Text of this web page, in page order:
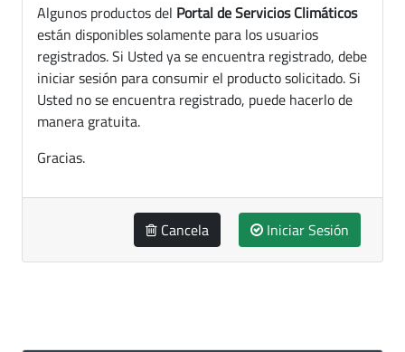
Algunos productos del Portal de Servicios Climáticos
están disponibles solamente para los usuarios
registrados. Si Usted ya se encuentra registrado, debe
iniciar sesión para consumir el producto solicitado. Si
Usted no se encuentra registrado, puede hacerlo de
manera gratuita.
Gracias.
Cancela Iniciar Sesión